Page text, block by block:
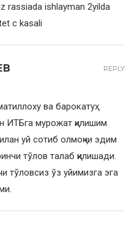
rassiada ishlayman 2yilda
c kasali
ва барокатуҳ
ИТБга мурожат қилишим
уй сотиб олмоқчи эдим
тўлов талаб қилишади.
тўловсиз ўз уйимизга эга
REPLY